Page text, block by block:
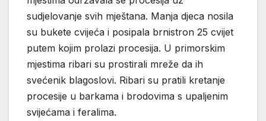
sudjelovanje svih mještana. Manja djeca nosila
su bukete cvijeća i posipala brnistron 25 cvijet
putem kojim prolazi procesija. U primorskim
mjestima ribari su prostirali mreže da ih
svećenik blagoslovi. Ribari su pratili kretanje
procesije u barkama i brodovima s upaljenim
svijećama i feralima.